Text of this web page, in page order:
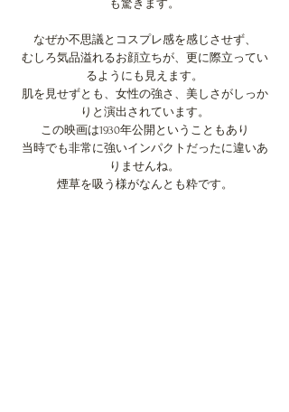
も驚きます。
なぜか不思議とコスプレ感を感じさせず、
むしろ気品溢れるお顔立ちが、更に際立ってい
るようにも見えます。
肌を見せずとも、女性の強さ、美しさがしっか
りと演出されています。
この映画は1930年公開ということもあり
当時でも非常に強いインパクトだったに違いあ
りませんね。
煙草を吸う様がなんとも粋です。